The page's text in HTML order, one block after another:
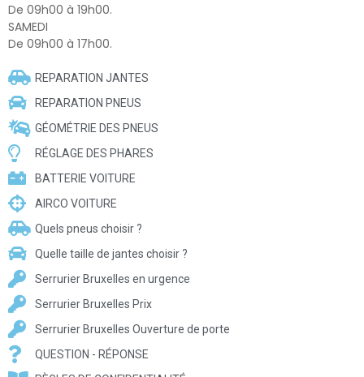
De 09h00 à 19h00.
SAMEDI
De 09h00 à 17h00.
REPARATION JANTES
REPARATION PNEUS
GÉOMÉTRIE DES PNEUS
RÉGLAGE DES PHARES
BATTERIE VOITURE
AIRCO VOITURE
Quels pneus choisir ?
Quelle taille de jantes choisir ?
Serrurier Bruxelles en urgence
Serrurier Bruxelles Prix
Serrurier Bruxelles Ouverture de porte
QUESTION - RÉPONSE